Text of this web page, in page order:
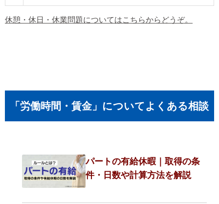
休憩・休日・休業問題についてはこちらからどうぞ。
「労働時間・賃金」についてよくある相談
パートの有給休暇｜取得の条
件・日数や計算方法を解説